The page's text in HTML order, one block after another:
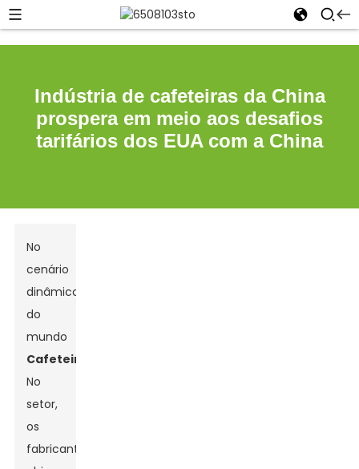
Indústria de cafeteiras da China
prospera em meio aos desafios
tarifários dos EUA com a China
No
cenário
dinâmico
do
mundo
Cafeteira
No
setor,
os
fabricantes